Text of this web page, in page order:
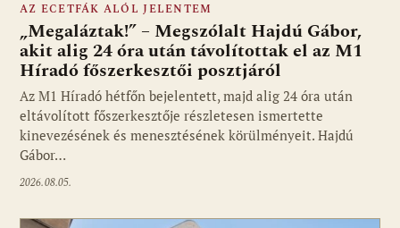
Fotó: media1.hu
AZ ECETFÁK ALÓL JELENTEM
„Megaláztak!” – Megszólalt Hajdú Gábor,
akit alig 24 óra után távolítottak el az M1
Híradó főszerkesztői posztjáról
Az M1 Híradó hétfőn bejelentett, majd alig 24 óra után
eltávolított főszerkesztője részletesen ismertette
kinevezésének és menesztésének körülményeit. Hajdú
Gábor…
2026.08.05.